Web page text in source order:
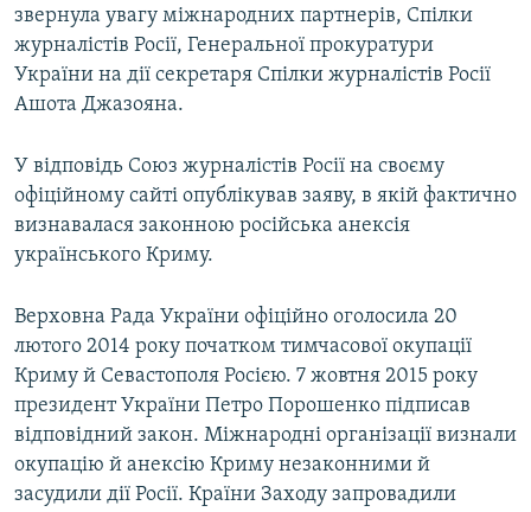
звернула увагу міжнародних партнерів, Спілки
журналістів Росії, Генеральної прокуратури
України на дії секретаря Спілки журналістів Росії
Ашота Джазояна.
У відповідь Союз журналістів Росії на своєму
офіційному сайті опублікував заяву, в якій фактично
визнавалася законною російська анексія
українського Криму.
Верховна Рада України офіційно оголосила 20
лютого 2014 року початком тимчасової окупації
Криму й Севастополя Росією. 7 жовтня 2015 року
президент України Петро Порошенко підписав
відповідний закон. Міжнародні організації визнали
окупацію й анексію Криму незаконними й
засудили дії Росії. Країни Заходу запровадили